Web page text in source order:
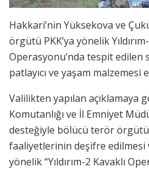
Hakkari’nin Yüksekova ve
örgütü PKK’ya yönelik
Operasyonu’nda tespit edilen
patlayıcı ve yaşam malzemesi
Valilikten yapılan açıklamaya
Komutanlığı ve İl Emniyet
desteğiyle bölücü terör örgütü
faaliyetlerinin deşifre edilmesi
yönelik “Yıldırım-2 Kavaklı